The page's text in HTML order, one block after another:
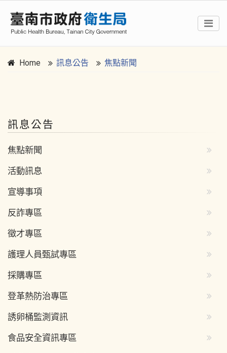
Home 訊息公告 焦點新聞
訊息公告
焦點新聞
活動訊息
宣導事項
反詐專區
徵才專區
護理人員甄試專區
採購專區
登革熱防治專區
誘卵桶監測資訊
食品安全資訊專區